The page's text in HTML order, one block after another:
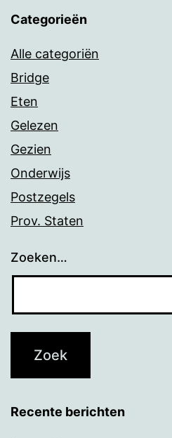
Categorieën
Alle categoriën
Bridge
Eten
Gelezen
Gezien
Onderwijs
Postzegels
Prov. Staten
Zoeken…
Recente berichten